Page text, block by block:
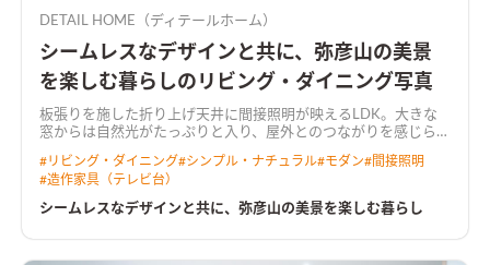
DETAIL HOME（ディテールホーム）
シームレスなデザインと共に、弥彦山の美景
を楽しむ暮らしのリビング・ダイニング写真
板張りを施した折り上げ天井に間接照明が映えるLDK。大きな
窓からは自然光がたっぷりと入り、屋外とのつながりを感じられ
#リビング・ダイニング#シンプル・ナチュラル#モダン#間接照明
#造作家具（テレビ台）
シームレスなデザインと共に、弥彦山の美景を楽しむ暮らし